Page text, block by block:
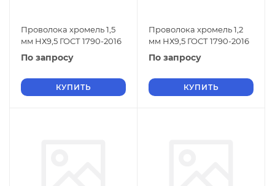
Проволока хромель 1,5
мм НХ9,5 ГОСТ 1790-2016
По запросу
КУПИТЬ
Проволока хромель 1,2
мм НХ9,5 ГОСТ 1790-2016
По запросу
КУПИТЬ